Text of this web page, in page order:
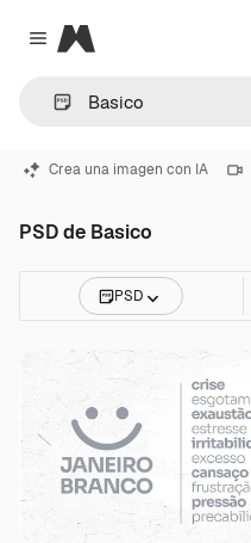
Close menu
Magnific
Crea una imagen con IA
PSD de Basico
PSD